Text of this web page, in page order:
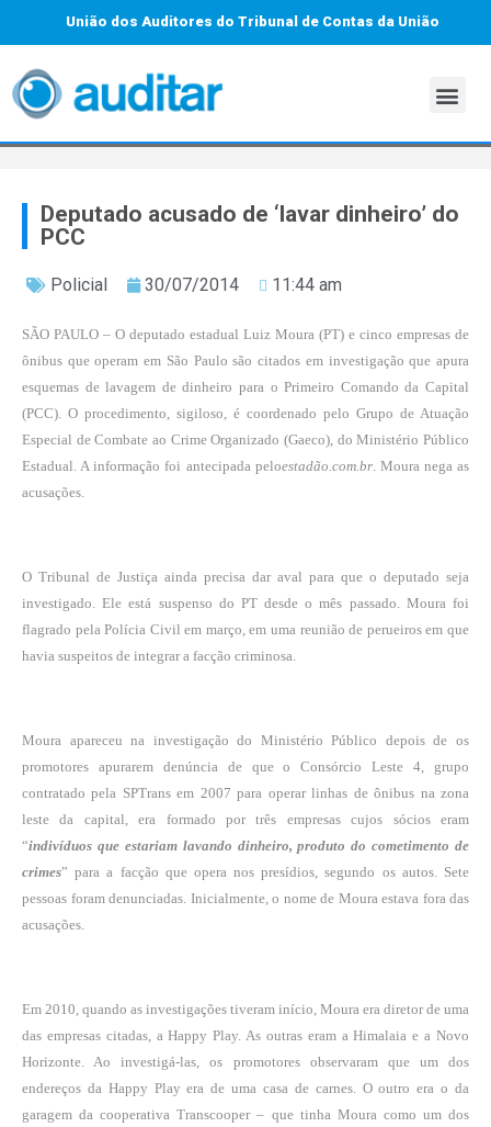
União dos Auditores do Tribunal de Contas da União
Deputado acusado de ‘lavar dinheiro’ do
PCC
Policial 30/07/2014 11:44 am
SÃO PAULO – O deputado estadual Luiz Moura (PT) e cinco empresas de
ônibus que operam em São Paulo são citados em investigação que apura
esquemas de lavagem de dinheiro para o Primeiro Comando da Capital
(PCC). O procedimento, sigiloso, é coordenado pelo Grupo de Atuação
Especial de Combate ao Crime Organizado (Gaeco), do Ministério Público
Estadual. A informação foi antecipada peloestadão.com.br. Moura nega as
acusações.
O Tribunal de Justiça ainda precisa dar aval para que o deputado seja
investigado. Ele está suspenso do PT desde o mês passado. Moura foi
flagrado pela Polícia Civil em março, em uma reunião de perueiros em que
havia suspeitos de integrar a facção criminosa.
Moura apareceu na investigação do Ministério Público depois de os
promotores apurarem denúncia de que o Consórcio Leste 4, grupo
contratado pela SPTrans em 2007 para operar linhas de ônibus na zona
leste da capital, era formado por três empresas cujos sócios eram
“indivíduos que estariam lavando dinheiro, produto do cometimento de
crimes” para a facção que opera nos presídios, segundo os autos. Sete
pessoas foram denunciadas. Inicialmente, o nome de Moura estava fora das
acusações.
Em 2010, quando as investigações tiveram início, Moura era diretor de uma
das empresas citadas, a Happy Play. As outras eram a Himalaia e a Novo
Horizonte. Ao investigá-las, os promotores observaram que um dos
endereços da Happy Play era de uma casa de carnes. O outro era o da
garagem da cooperativa Transcooper – que tinha Moura como um dos